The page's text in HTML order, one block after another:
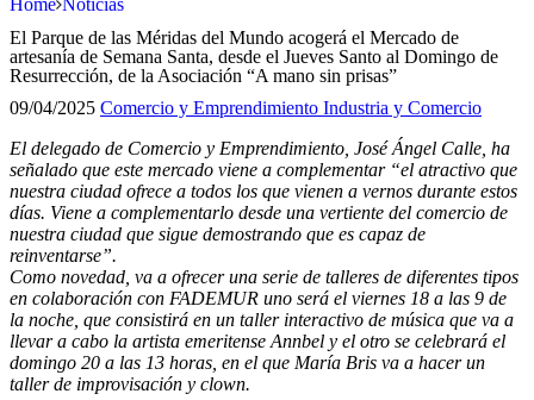
Home Noticias
El Parque de las Méridas del Mundo acogerá el Mercado de
artesanía de Semana Santa, desde el Jueves Santo al Domingo de
Resurrección, de la Asociación “A mano sin prisas”
09/04/2025 Comercio y Emprendimiento Industria y Comercio
El delegado de Comercio y Emprendimiento, José Ángel Calle, ha
señalado que este mercado viene a complementar “el atractivo que
nuestra ciudad ofrece a todos los que vienen a vernos durante estos
días. Viene a complementarlo desde una vertiente del comercio de
nuestra ciudad que sigue demostrando que es capaz de
reinventarse”.
Como novedad, va a ofrecer una serie de talleres de diferentes tipos
en colaboración con FADEMUR uno será el viernes 18 a las 9 de
la noche, que consistirá en un taller interactivo de música que va a
llevar a cabo la artista emeritense Annbel y el otro se celebrará el
domingo 20 a las 13 horas, en el que María Bris va a hacer un
taller de improvisación y clown.